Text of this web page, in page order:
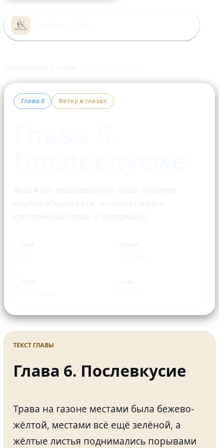
к
содержимому
Глава 6 Ветер в глазах
ТЕКСТ ГЛАВЫ
Глава 6. Послевкусие
Трава на газоне местами была бежево-
жёлтой, местами всё ещё зелёной, а
жёлтые листья поднимались порывами